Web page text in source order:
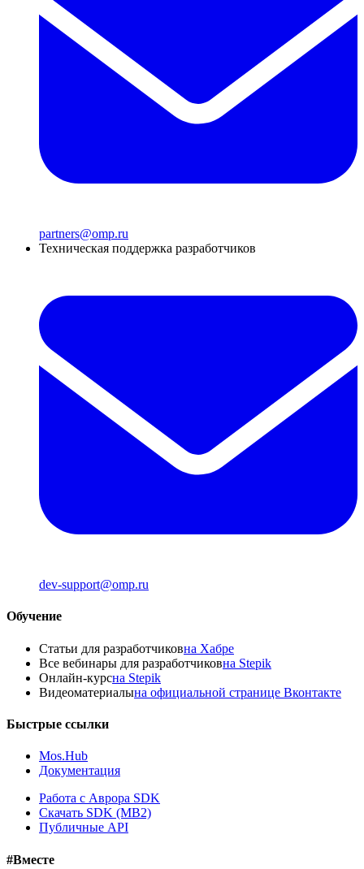
partners@omp.ru
Техническая поддержка разработчиков
dev-support@omp.ru
Обучение
Статьи для разработчиковна Хабре
Все вебинары для разработчиковна Stepik
Онлайн-курсна Stepik
Видеоматериалына официальной странице Вконтакте
Быстрые ссылки
Mos.Hub
Документация
Работа с Аврора SDK
Скачать SDK (MB2)
Публичные API
#Вместе